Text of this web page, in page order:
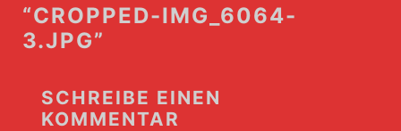
“CROPPED-IMG_6064-
3.JPG”
SCHREIBE EINEN
KOMMENTAR